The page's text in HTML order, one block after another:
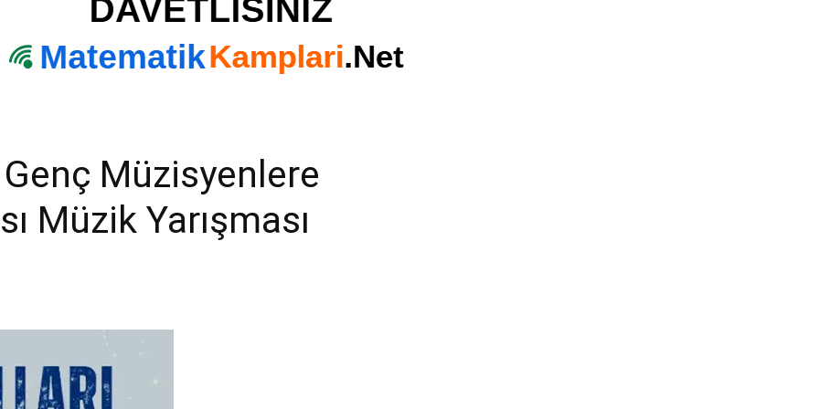
Genç Müzisyenlere
Müzik Yarışması